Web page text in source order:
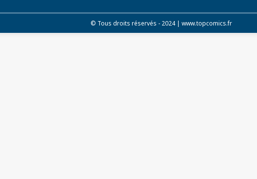
© Tous droits réservés - 2024 | www.topcomics.fr